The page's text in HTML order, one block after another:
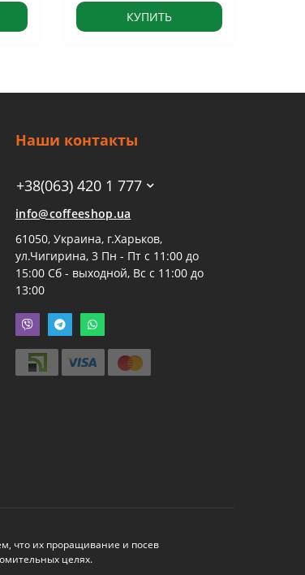
КУПИТЬ
Наши контакты
+38(063) 420 1 777
info@coffeeshop.ua
61050, Украина, г.Харьков,
ул.Чигирина, 3 Пн - Пт с 11:00 до
15:00 Сб - выходной, Вс с 11:00 до
13:00
что их проращивание и посев
целях.